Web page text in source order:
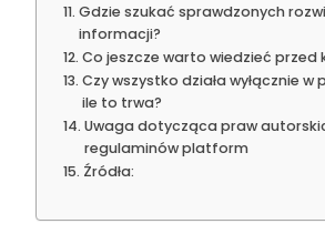
Gdzie szukać sprawdzonych
informacji?
Co jeszcze warto wiedzieć przed
Czy wszystko działa wyłącznie
ile to trwa?
Uwaga dotycząca praw
regulaminów platform
Źródła: